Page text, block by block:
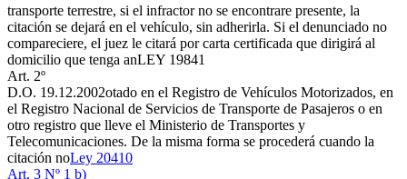
transporte terrestre, si el infractor no se encontrare presente, la
citación se dejará en el vehículo, sin adherirla. Si el denunciado no
compareciere, el juez le citará por carta certificada que dirigirá al
domicilio que tenga anLEY 19841
Art. 2º
D.O. 19.12.2002otado en el Registro de Vehículos Motorizados, en
el Registro Nacional de Servicios de Transporte de Pasajeros o en
otro registro que lleve el Ministerio de Transportes y
Telecomunicaciones. De la misma forma se procederá cuando la
citación noLey 20410
Art. 3 Nº 1 b)